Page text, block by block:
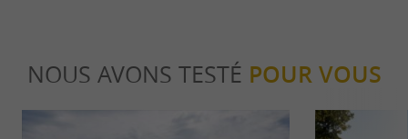
NOUS AVONS TESTÉ POUR VOUS